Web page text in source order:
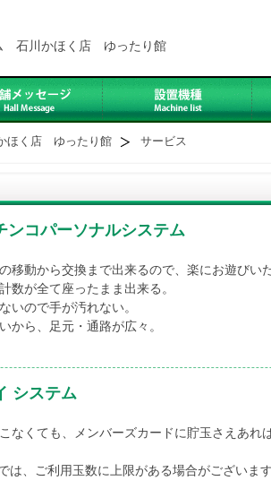
石川かほく店 ゆったり館
ほく店 ゆったり館 サービス
ンコパーソナルシステム
移動から交換まで出来るので、楽にお遊びい
数が全て座ったまま出来る。
いので手が汚れない。
から、足元・通路が広々。
システム
なくても、メンバーズカードに貯玉さえあれ
は、ご利用玉数に上限がある場合がございま